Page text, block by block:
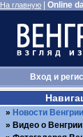
На главную Online
Входи
Новости Венгрии
Видео о Венгрии